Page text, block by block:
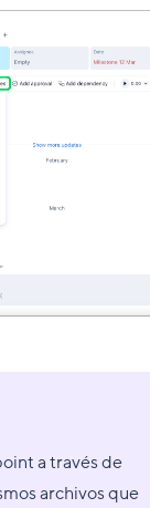
a través de
archivos que